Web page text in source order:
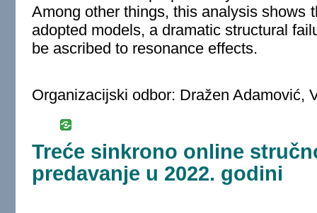
Among other things, this analysis shows
adopted models, a dramatic structural
be ascribed to resonance effects.
Organizacijski odbor: Dražen Adamović,
Treće sinkrono online
predavanje u 2022. godini